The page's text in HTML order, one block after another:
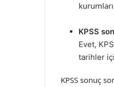
KPSS
Evet,
tarihler
KPSS sonuç